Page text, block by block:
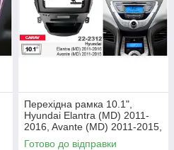
Перехідна рамка 10.1",
Hyundai Elantra (MD) 2011-
2016, Avante (MD) 2011-2015,
Carav 22-2312
Готово до відправки